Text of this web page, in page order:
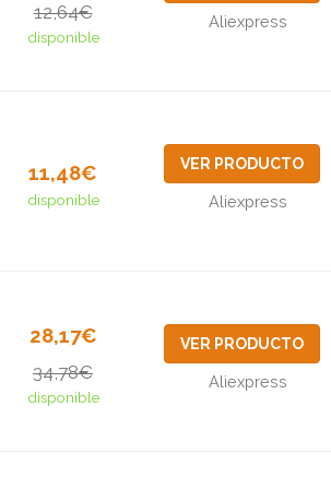
12,64€
disponible
Aliexpress
11,48€
disponible
VER PRODUCTO
Aliexpress
28,17€
34,78€
disponible
VER PRODUCTO
Aliexpress